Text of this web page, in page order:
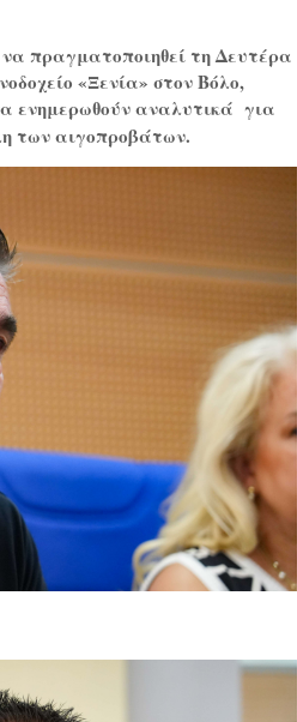
πραγματοποιηθεί τη Δευτέρα
«Ξενία» στον Βόλο,
ενημερωθούν αναλυτικά για
των αιγοπροβάτων.